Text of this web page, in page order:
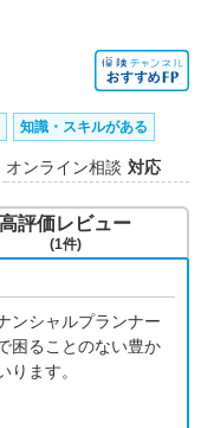
知識・スキルがある
オンライン相談 対応
ンシャルプランナー
困ることのない豊か
ります。
高評価レビュー
(1件)